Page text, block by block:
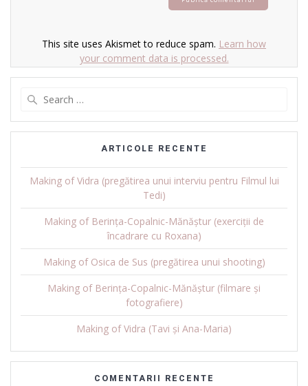
This site uses Akismet to reduce spam. Learn how
your comment data is processed.
ARTICOLE RECENTE
Making of Vidra (pregătirea unui interviu pentru Filmul lui
Tedi)
Making of Berința-Copalnic-Mănăștur (exerciții de
încadrare cu Roxana)
Making of Osica de Sus (pregătirea unui shooting)
Making of Berința-Copalnic-Mănăștur (filmare și
fotografiere)
Making of Vidra (Tavi și Ana-Maria)
COMENTARII RECENTE